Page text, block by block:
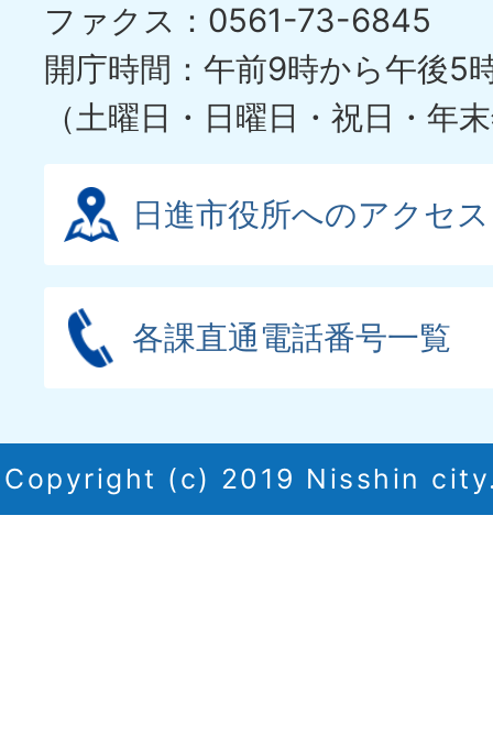
ファクス：0561-73-6845
開庁時間：午前9時から午後5
（土曜日・日曜日・祝日・年
日進市役所へのアクセス
各課直通電話番号一覧
Copyright (c) 2019 Nisshin